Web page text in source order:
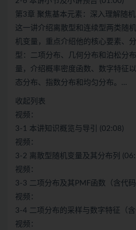
第3章 聚焦基本元素：深入理解随
这一讲介绍离散型和连续型两类随
机变量，重点介绍他的核心要素、
型：二项分布、几何分布和泊松分
量，介绍概率密度函数、数字特征
态分布、指数分布和均匀分布。…
收起列表
视频：
3-1 本讲知识概览与导引 (02:08)
视频：
3-2 离散型随机变量及其分布列
视频：
3-3 二项分布及其PMF函数（含代
视频：
3-4 二项分布的采样与数字特征（
视频：